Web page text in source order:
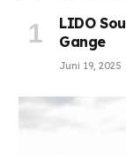
LIDO
Gange
Juni 19, 2025